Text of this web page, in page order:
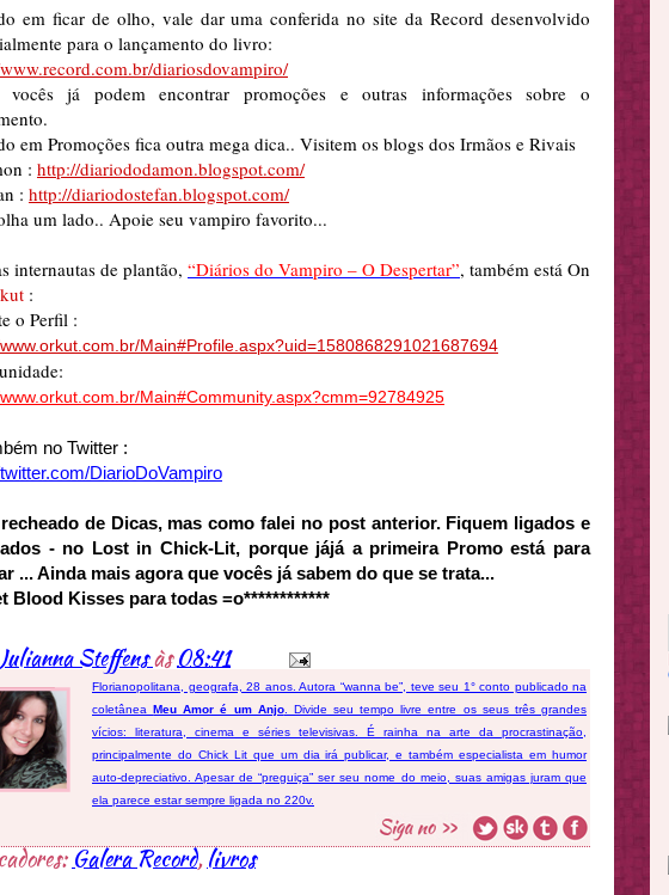
em ficar de olho, vale dar uma conferida no site daRecord desenvolvido
para o lançamento do livro:
diariosdovampiro/
vocês já podem encontrar promoções e outras informações sobre o
em Promoções fica outra mega dica.. Visitem os blogs dos Irmãos e Rivais
: http://diariododamon.blogspot.com/
: http://diariodostefan.blogspot.com/
um lado.. Apoie seu vampiro favorito...
internautas de plantão, “Diários do Vampiro – O Despertar”, também está On
:
o Perfil :
Main#Profile.aspx?uid=1580868291021687694
Main#Community.aspx?cmm=92784925
no Twitter :
DiarioDoVampiro
recheado de Dicas, mas como falei no postanterior. Fiquem ligados e
- no Lost in Chick-Lit, porque jájáa primeira Promoestá para
... Ainda mais agora que vocês já sabem do que se trata...
Blood Kisses para todas =o************
Steffensàs08:41
Florianopolitana, geografa, 28 anos. Autora “wanna be”, teve seu 1° conto publicado na
coletâneaMeu Amor é um Anjo. Divide seu tempo livre entre os seus três grandes
vícios: literatura, cinema e séries televisivas. É rainha na arte da procrastinação,
principalmente do Chick Lit que um dia irá publicar, e também especialista em humor
auto-depreciativo. Apesar de “preguiça” ser seu nome do meio, suas amigas juram que
ela parece estar sempre ligada no 220v.
Galera Record,livros